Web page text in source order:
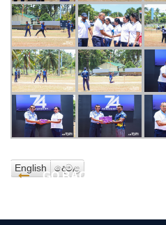
English දෙමළ
GO BACK